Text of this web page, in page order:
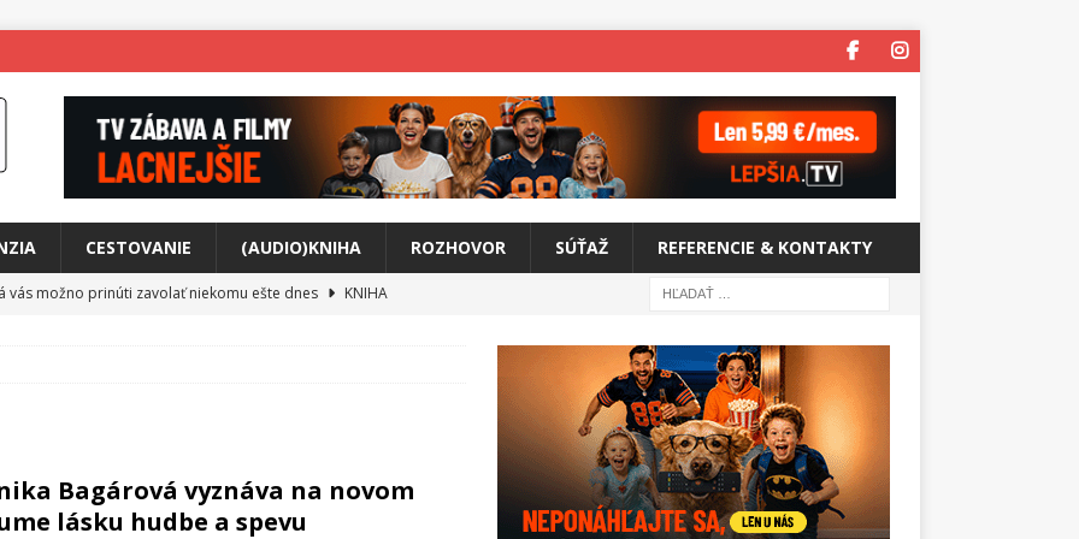
CESTOVANIE (AUDIO)KNIHA ROZHOVOR SÚŤAŽ REFERENCIE & KONTAKTY
vás možno prinúti zavolať niekomu ešte dnes
KNIHA
svet plný tajomstiev
FILM
Bagárová vyznáva na novom
lásku hudbe a spevu